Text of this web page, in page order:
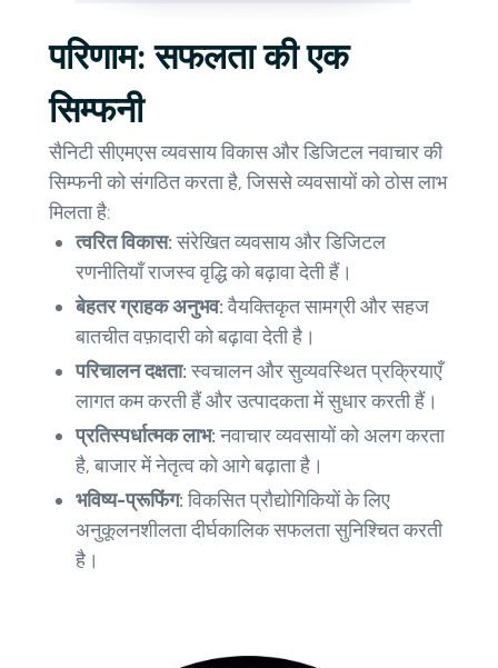
परिणाम: सफलता की एक
सिम्फनी
सैनिटी सीएमएस व्यवसाय विकास और डिजिटल नवाचार की
सिम्फनी को संगठित करता है, जिससे व्यवसायों को ठोस लाभ
मिलता है:
त्वरित विकास:संरेखित व्यवसाय और डिजिटल
रणनीतियाँ राजस्व वृद्धि को बढ़ावा देती हैं।
बेहतर ग्राहक अनुभव:वैयक्तिकृत सामग्री और सहज
बातचीत वफ़ादारी को बढ़ावा देती है।
परिचालन दक्षता:स्वचालन और सुव्यवस्थित प्रक्रियाएँ
लागत कम करती हैं और उत्पादकता में सुधार करती हैं।
प्रतिस्पर्धात्मक लाभ:नवाचार व्यवसायों को अलग करता
है, बाजार में नेतृत्व को आगे बढ़ाता है।
भविष्य-प्रूफिंग:विकसित प्रौद्योगिकियों के लिए
अनुकूलनशीलता दीर्घकालिक सफलता सुनिश्चित करती
है।